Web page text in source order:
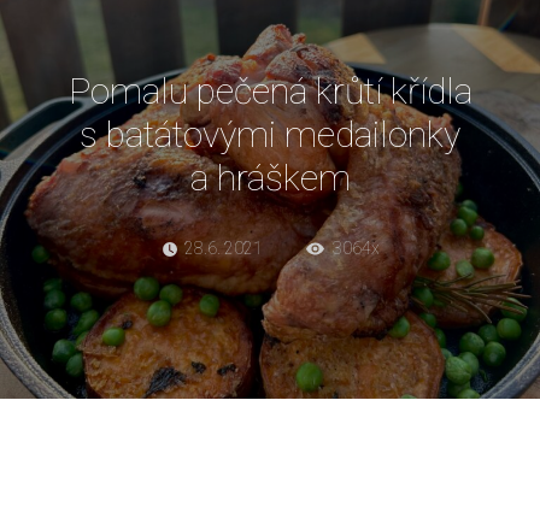
Pomalu pečená krůtí křídla
s batátovými medailonky
a hráškem
28.6. 2021 3064x